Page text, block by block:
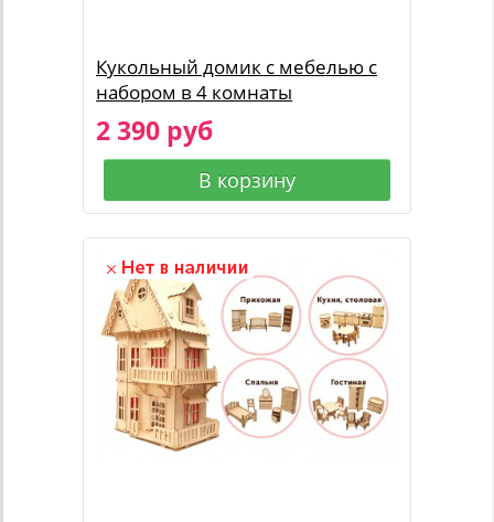
Кукольный домик с мебелью с
набором в 4 комнаты
2 390 руб
В корзину